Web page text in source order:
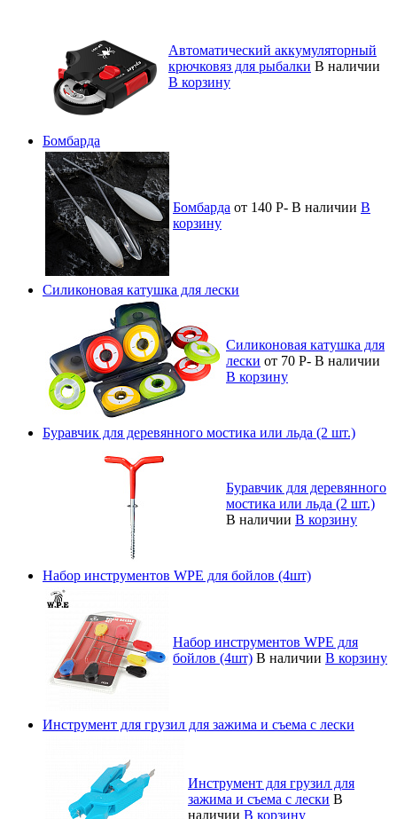
Автоматический аккумуляторный
крючковяз для рыбалки В наличии
В корзину
Бомбарда
Бомбарда от 140 Р- В наличии В
корзину
Силиконовая катушка для лески
Силиконовая катушка для
лески от 70 Р- В наличии
В корзину
Буравчик для деревянного мостика или льда (2 шт.)
Буравчик для деревянного
мостика или льда (2 шт.)
В наличии В корзину
Набор инструментов WPE для бойлов (4шт)
Набор инструментов WPE для
бойлов (4шт) В наличии В корзину
Инструмент для грузил для зажима и съема с лески
Инструмент для грузил для
зажима и съема с лески В
наличии В корзину